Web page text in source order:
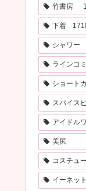
竹書房
下着
シャワー
ラインコ
ショート
スパイス
アイドル
美尻
コスチュ
イーネッ